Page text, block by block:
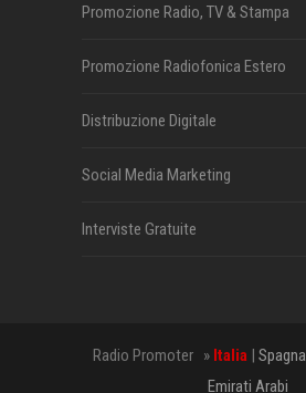
Promozione Radio, TV & Stampa
Promozione Radiofonica Estero
Distribuzione Digitale
Social Media Marketing
Interviste Gratuite
Radio Promoter » Italia| Spagna
Emirati Arabi